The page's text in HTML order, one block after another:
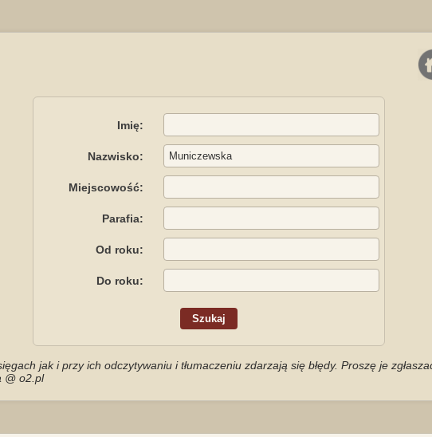
Imię:
Nazwisko:
Miejscowość:
Parafia:
Od roku:
Do roku:
jak i przy ich odczytywaniu i tłumaczeniu zdarzają się błędy. Proszę je
@ o2.pl